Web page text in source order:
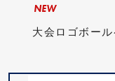
大会ロゴボー
NEW